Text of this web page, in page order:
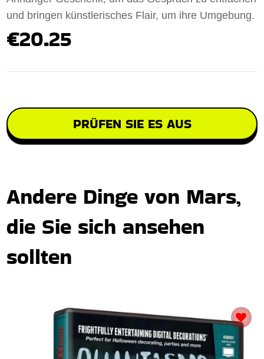
und bringen künstlerisches Flair, um ihre Umgebung.
€20.25
PRÜFEN SIE ES AUS
Andere Dinge von Mars,
die Sie sich ansehen
sollten